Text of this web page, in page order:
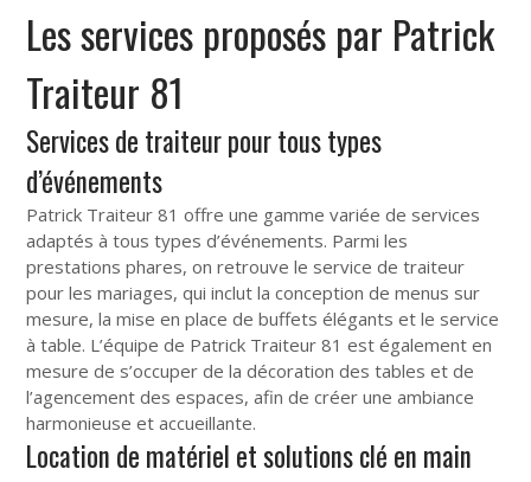
Les services proposés par Patrick
Traiteur 81
Services de traiteur pour tous types
d’événements
Patrick Traiteur 81 offre une gamme variée de services
adaptés à tous types d’événements. Parmi les
prestations phares, on retrouve le service de traiteur
pour les mariages, qui inclut la conception de menus sur
mesure, la mise en place de buffets élégants et le service
à table. L’équipe de Patrick Traiteur 81 est également en
mesure de s’occuper de la décoration des tables et de
l’agencement des espaces, afin de créer une ambiance
harmonieuse et accueillante.
Location de matériel et solutions clé en main